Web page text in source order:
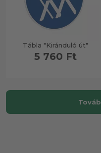
Tábla "Kiránduló út"
5 760 Ft